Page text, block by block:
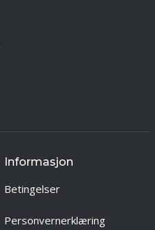
Informasjon
Betingelser
Personvernerklæring